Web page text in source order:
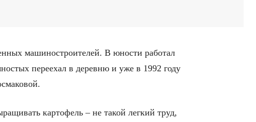
машиностроителей. В юности работал
переехал в деревню и уже в 1992 году
картофель – не такой легкий труд,